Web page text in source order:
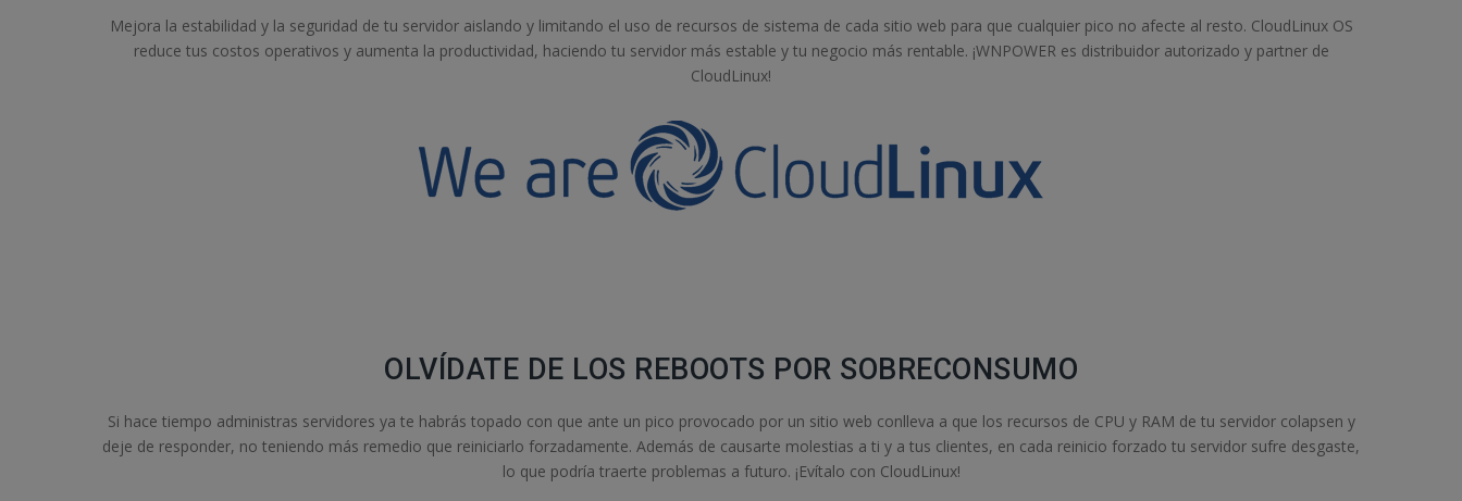
Mejora la estabilidad y la seguridad de tu servidor aislando y limitando el uso de recursos de sistema de cada sitio web para que cualquier pico no afecte al resto. CloudLinux OS
reduce tus costos operativos y aumenta la productividad, haciendo tu servidor más estable y tu negocio más rentable. ¡WNPOWER es distribuidor autorizado y partner de
CloudLinux!
OLVÍDATE DE LOS REBOOTS POR SOBRECONSUMO
Si hace tiempo administras servidores ya te habrás topado con que ante un pico provocado por un sitio web conlleva a que los recursos de CPU y RAM de tu servidor colapsen y
deje de responder, no teniendo más remedio que reiniciarlo forzadamente. Además de causarte molestias a ti y a tus clientes, en cada reinicio forzado tu servidor sufre desgaste,
lo que podría traerte problemas a futuro. ¡Evítalo con CloudLinux!